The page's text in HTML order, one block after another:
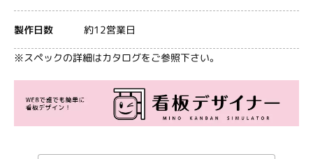
製作日数 約12営業日
※スペックの詳細はカタログをご参照下さい。